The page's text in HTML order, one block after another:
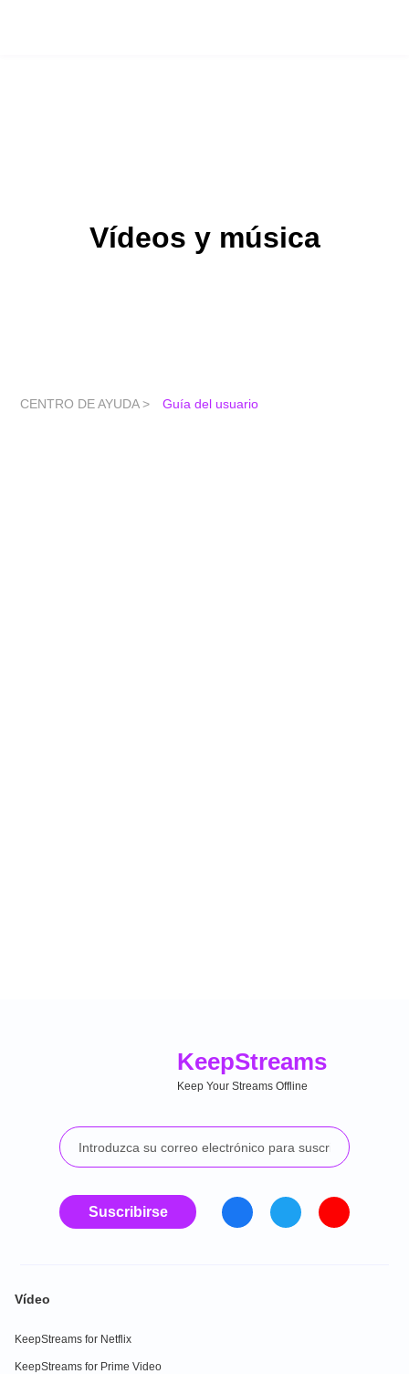
Vídeos y música
CENTRO DE AYUDA > Guía del usuario
KeepStreams
Keep Your Streams Offline
Suscribirse
Vídeo
KeepStreams for Netflix
KeepStreams for Prime Video